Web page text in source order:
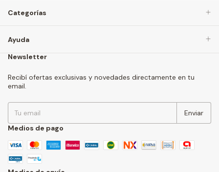
Categorías
Ayuda
Newsletter
Recibí ofertas exclusivas y novedades directamente en tu
email.
Medios de pago